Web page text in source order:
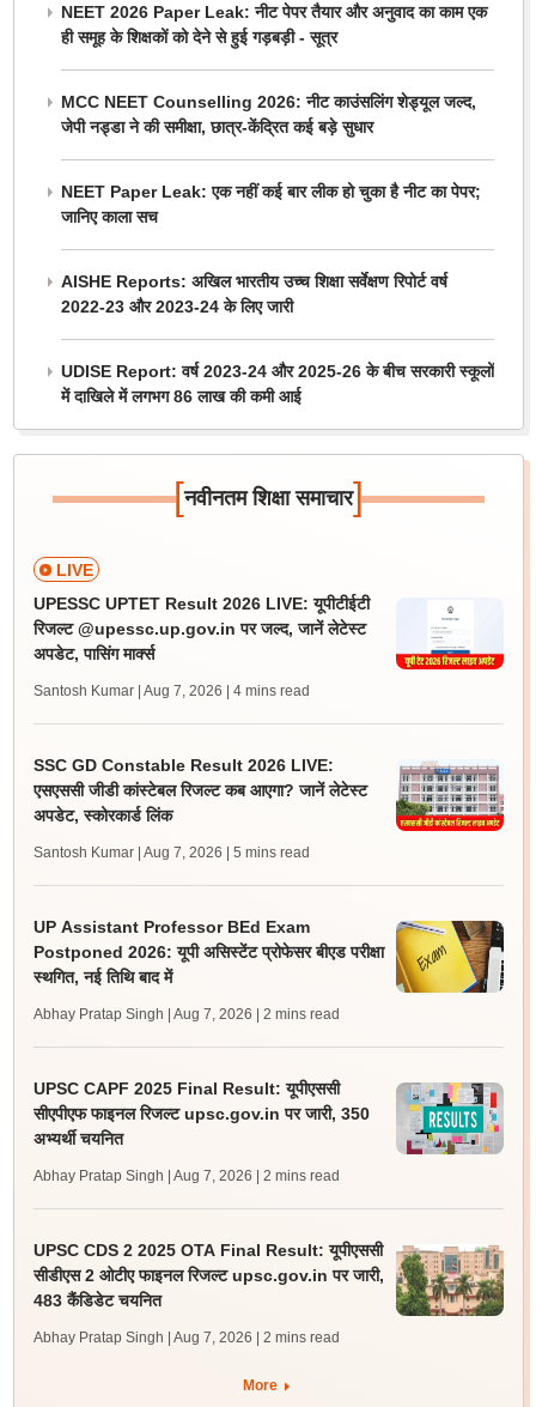
NEET 2026 Paper Leak: नीट पेपर तैयार और अनुवाद का काम एक
ही समूह के शिक्षकों को देने से हुई गड़बड़ी - सूत्र
MCC NEET Counselling 2026: नीट काउंसलिंग शेड्यूल जल्द,
जेपी नड्डा ने की समीक्षा, छात्र-केंद्रित कई बड़े सुधार
NEET Paper Leak: एक नहीं कई बार लीक हो चुका है नीट का पेपर;
जानिए काला सच
AISHE Reports: अखिल भारतीय उच्च शिक्षा सर्वेक्षण रिपोर्ट वर्ष
2022-23 और 2023-24 के लिए जारी
UDISE Report: वर्ष 2023-24 और 2025-26 के बीच सरकारी स्कूलों
में दाखिले में लगभग 86 लाख की कमी आई
[नवीनतम शिक्षा समाचार]
LIVE
UPESSC UPTET Result 2026 LIVE: यूपीटीईटी
रिजल्ट @upessc.up.gov.in पर जल्द, जानें लेटेस्ट
अपडेट, पासिंग मार्क्स
Santosh Kumar | Aug 7, 2026 | 4 mins read
SSC GD Constable Result 2026 LIVE:
एसएससी जीडी कांस्टेबल रिजल्ट कब आएगा? जानें लेटेस्ट
अपडेट, स्कोरकार्ड लिंक
Santosh Kumar | Aug 7, 2026 | 5 mins read
UP Assistant Professor BEd Exam
Postponed 2026: यूपी असिस्टेंट प्रोफेसर बीएड परीक्षा
स्थगित, नई तिथि बाद में
Abhay Pratap Singh | Aug 7, 2026 | 2 mins read
UPSC CAPF 2025 Final Result: यूपीएससी
सीएपीएफ फाइनल रिजल्ट upsc.gov.in पर जारी, 350
अभ्यर्थी चयनित
Abhay Pratap Singh | Aug 7, 2026 | 2 mins read
UPSC CDS 2 2025 OTA Final Result: यूपीएससी
सीडीएस 2 ओटीए फाइनल रिजल्ट upsc.gov.in पर जारी,
483 कैंडिडेट चयनित
Abhay Pratap Singh | Aug 7, 2026 | 2 mins read
More